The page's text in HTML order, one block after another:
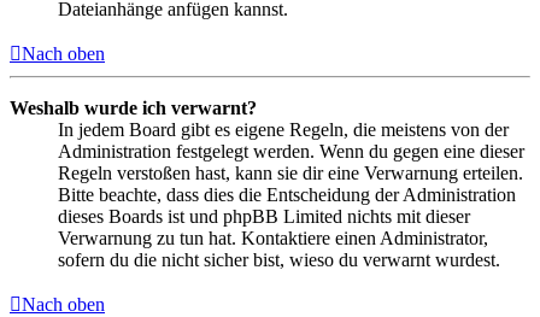
Dateianhänge anfügen kannst.
Nach oben
Weshalb wurde ich verwarnt?
In jedem Board gibt es eigene Regeln, die meistens von der
Administration festgelegt werden. Wenn du gegen eine dieser
Regeln verstoßen hast, kann sie dir eine Verwarnung erteilen.
Bitte beachte, dass dies die Entscheidung der Administration
dieses Boards ist und phpBB Limited nichts mit dieser
Verwarnung zu tun hat. Kontaktiere einen Administrator,
sofern du die nicht sicher bist, wieso du verwarnt wurdest.
Nach oben